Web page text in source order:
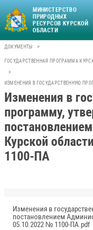
МИНИСТЕРСТВО
ПРИРОДНЫХ
РЕСУРСОВ КУРСКОЙ
ОБЛАСТИ
ДОКУМЕНТЫ >
ГОСУДАРСТВЕННАЯ ПРОГРАММА
>
ИЗМЕНЕНИЯ В ГОСУДАРСТВЕННУЮ
Изменения в
программу,
Курской
1100-ПА
Изменения в
постановлением
05.10.2022 № 1100-ПА.pdf